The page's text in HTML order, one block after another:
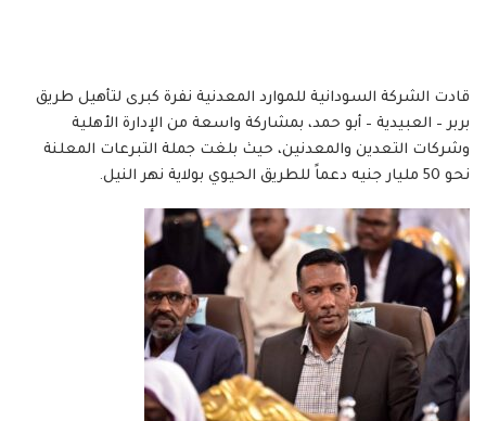
قادت الشركة السودانية للموارد المعدنية نفرة كبرى لتأهيل طريق
بربر – العبيدية – أبو حمد، بمشاركة واسعة من الإدارة الأهلية
وشركات التعدين والمعدنين، حيث بلغت جملة التبرعات المعلنة
نحو 50 مليار جنيه دعماً للطريق الحيوي بولاية نهر النيل.